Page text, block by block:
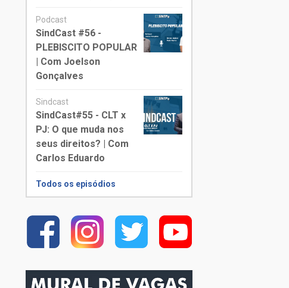
Podcast
SindCast #56 -
PLEBISCITO POPULAR
| Com Joelson
Gonçalves
Sindcast
SindCast#55 - CLT x
PJ: O que muda nos
seus direitos? | Com
Carlos Eduardo
Todos os episódios